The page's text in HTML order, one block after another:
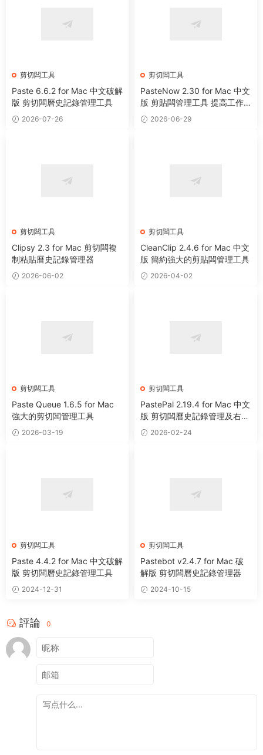
剪切闆工具
Paste 6.6.2 for Mac 中文破解
版 剪切闆曆史記錄管理工具
2026-07-26
剪切闆工具
PasteNow 2.30 for Mac 中文
版 剪貼闆管理工具 提高工作
效率2026-06-29
剪切闆工具
Clipsy 2.3 for Mac 剪切闆複
制粘貼曆史記錄管理器
2026-06-02
剪切闆工具
CleanClip 2.4.6 for Mac 中文
版 簡約強大的剪貼闆管理工具
2026-04-02
剪切闆工具
Paste Queue 1.6.5 for Mac
強大的剪切闆管理工具
2026-03-19
剪切闆工具
PastePal 2.19.4 for Mac 中文
版 剪切闆曆史記錄管理及右鍵
增強工具
2026-02-24
剪切闆工具
Paste 4.4.2 for Mac 中文破解
版 剪切闆曆史記錄管理工具
2024-12-31
剪切闆工具
Pastebot v2.4.7 for Mac 破
解版 剪切闆曆史記錄管理器
2024-10-15
評論 0